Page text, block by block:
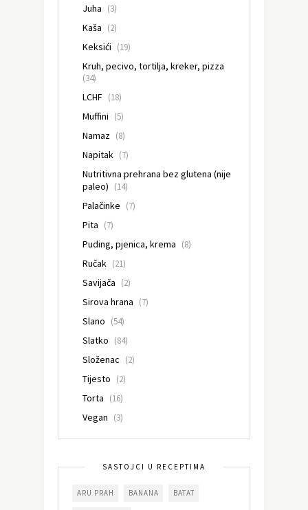
Juha (3)
Kaša (2)
Keksići (19)
Kruh, pecivo, tortilja, kreker, pizza
(34)
LCHF (18)
Muffini (5)
Namaz (8)
Napitak (7)
Nutritivna prehrana bez glutena (nije
paleo) (14)
Palačinke (7)
Pita (7)
Puding, pjenica, krema (8)
Ručak (21)
Savijača (2)
Sirova hrana (7)
Slano (54)
Slatko (84)
Složenac (2)
Tijesto (2)
Torta (16)
Vegan (3)
SASTOJCI U RECEPTIMA
ARU PRAH BANANA BATAT